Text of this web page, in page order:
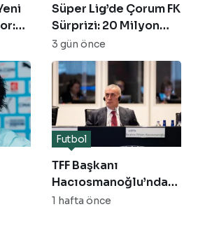
Süper Lig’de Çorum FK
Sürprizi: 20 Milyon
Euroluk Golcü
Geliyor!
3 gün önce
TFF Başkanı
Hacıosmanoğlu’ndan
2026-2027 Sezonu
Futbol
1 hafta önce